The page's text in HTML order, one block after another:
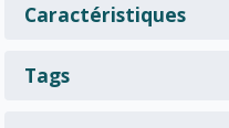
Caractéristiques
Tags